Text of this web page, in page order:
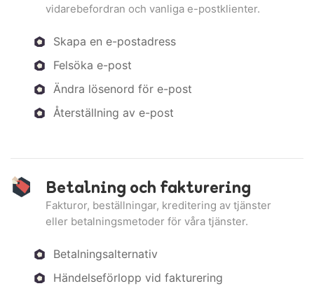
vidarebefordran och vanliga e-postklienter.
Skapa en e-postadress
Felsöka e-post
Ändra lösenord för e-post
Återställning av e-post
Betalning och fakturering
Fakturor, beställningar, kreditering av tjänster
eller betalningsmetoder för våra tjänster.
Betalningsalternativ
Händelseförlopp vid fakturering